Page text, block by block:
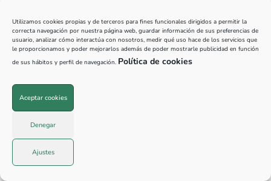
Utilizamos cookies propias y de terceros para fines funcionales dirigidos a permitir la
correcta navegación por nuestra página web, guardar información de sus preferencias de
usuario, analizar cómo interactúa con nosotros, medir qué uso hace de los servicios que
le proporcionamos y poder mejorarlos además de poder mostrarle publicidad en función
de sus hábitos y perfil de navegación. Política de cookies
Aceptar cookies
Denegar
Ajustes